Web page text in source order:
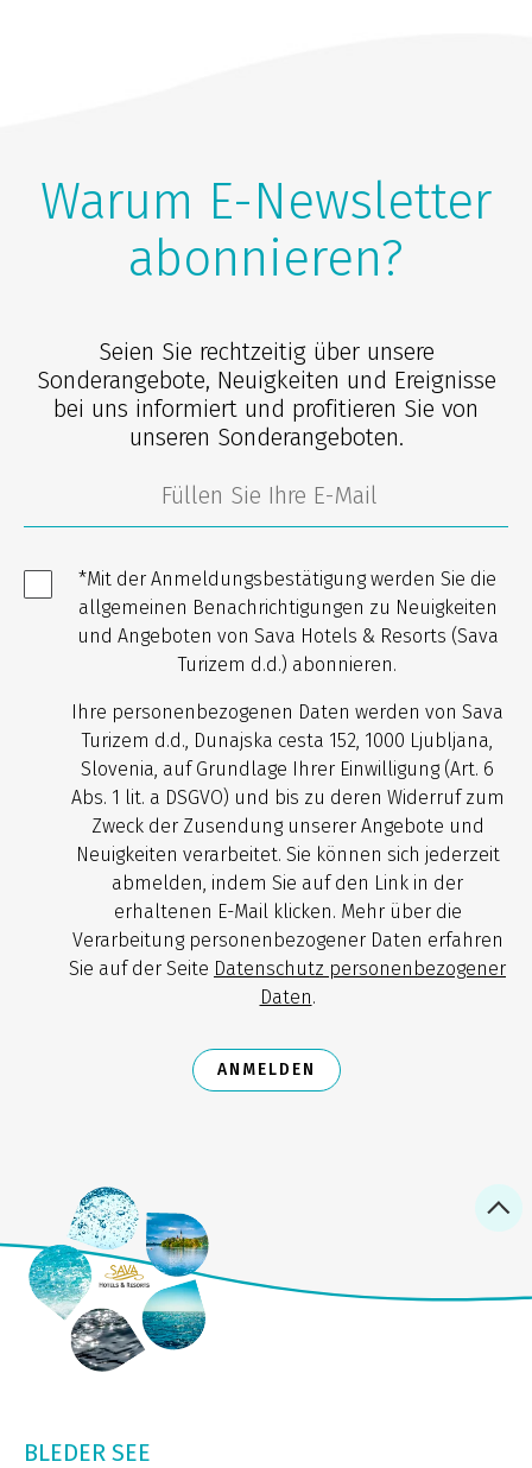
Warum E-Newsletter
abonnieren?
Seien Sie rechtzeitig über unsere
Sonderangebote, Neuigkeiten und Ereignisse
bei uns informiert und profitieren Sie von
unseren Sonderangeboten.
*Mit der Anmeldungsbestätigung werden Sie die
allgemeinen Benachrichtigungen zu Neuigkeiten
und Angeboten von Sava Hotels & Resorts (Sava
Turizem d.d.) abonnieren.
Ihre personenbezogenen Daten werden von Sava
Turizem d.d., Dunajska cesta 152, 1000 Ljubljana,
Slovenia, auf Grundlage Ihrer Einwilligung (Art. 6
Abs. 1 lit. a DSGVO) und bis zu deren Widerruf zum
Zweck der Zusendung unserer Angebote und
Neuigkeiten verarbeitet. Sie können sich jederzeit
abmelden, indem Sie auf den Link in der
erhaltenen E-Mail klicken. Mehr über die
Verarbeitung personenbezogener Daten erfahren
Sie auf der Seite Datenschutz personenbezogener
Daten.
ANMELDEN
BLEDER SEE